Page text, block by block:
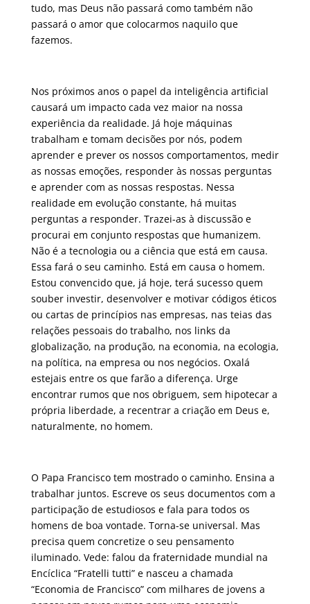
tudo, mas Deus não passará como também não
passará o amor que colocarmos naquilo que
fazemos.
Nos próximos anos o papel da inteligência artificial
causará um impacto cada vez maior na nossa
experiência da realidade. Já hoje máquinas
trabalham e tomam decisões por nós, podem
aprender e prever os nossos comportamentos, medir
as nossas emoções, responder às nossas perguntas
e aprender com as nossas respostas. Nessa
realidade em evolução constante, há muitas
perguntas a responder. Trazei-as à discussão e
procurai em conjunto respostas que humanizem.
Não é a tecnologia ou a ciência que está em causa.
Essa fará o seu caminho. Está em causa o homem.
Estou convencido que, já hoje, terá sucesso quem
souber investir, desenvolver e motivar códigos éticos
ou cartas de princípios nas empresas, nas teias das
relações pessoais do trabalho, nos links da
globalização, na produção, na economia, na ecologia,
na política, na empresa ou nos negócios. Oxalá
estejais entre os que farão a diferença. Urge
encontrar rumos que nos obriguem, sem hipotecar a
própria liberdade, a recentrar a criação em Deus e,
naturalmente, no homem.
O Papa Francisco tem mostrado o caminho. Ensina a
trabalhar juntos. Escreve os seus documentos com a
participação de estudiosos e fala para todos os
homens de boa vontade. Torna-se universal. Mas
precisa quem concretize o seu pensamento
iluminado. Vede: falou da fraternidade mundial na
Encíclica “Fratelli tutti” e nasceu a chamada
“Economia de Francisco” com milhares de jovens a